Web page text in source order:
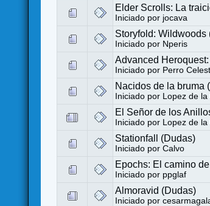
Elder Scrolls: La
Iniciado por jocava
Storyfold:
Iniciado por Nperis
Advanced
Iniciado por Perro
Nacidos de la bruma
Iniciado por Lopez de
El Señor de los
Iniciado por Lopez de
Stationfall (Dudas)
Iniciado porCalvo
Epochs: El camino
Iniciado por ppglaf
Almoravid (Dudas)
Iniciado por